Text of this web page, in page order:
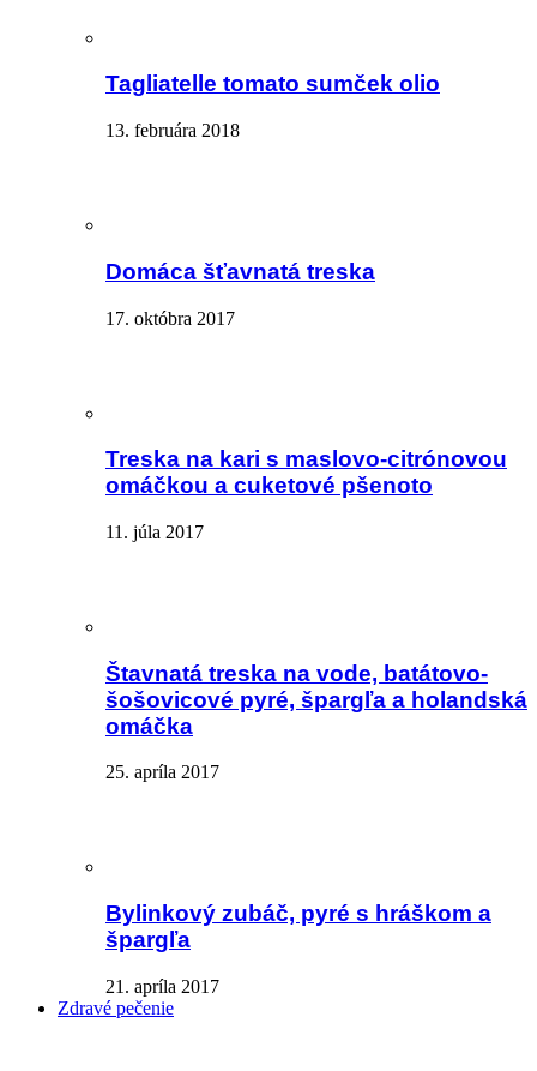
Tagliatelle tomato sumček olio
13. februára 2018
Domáca šťavnatá treska
17. októbra 2017
Treska na kari s maslovo-citrónovou
omáčkou a cuketové pšenoto
11. júla 2017
Štavnatá treska na vode, batátovo-
šošovicové pyré, špargľa a holandská
omáčka
25. apríla 2017
Bylinkový zubáč, pyré s hráškom a
špargľa
21. apríla 2017
Zdravé pečenie